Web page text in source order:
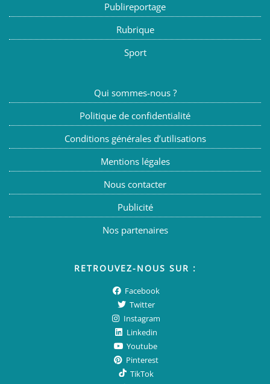
Publireportage
Rubrique
Sport
Qui sommes-nous ?
Politique de confidentialité
Conditions générales d’utilisations
Mentions légales
Nous contacter
Publicité
Nos partenaires
RETROUVEZ-NOUS SUR :
Facebook
Twitter
Instagram
Linkedin
Youtube
Pinterest
TikTok